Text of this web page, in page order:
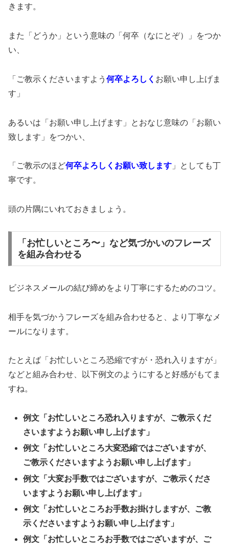
きます。
また「どうか」という意味の「何卒（なにとぞ）」をつか
い、
「ご教示くださいますよう 何卒よろしく お願い申し上げま
す」
あるいは「お願い申し上げます」とおなじ意味の「お願い
致します」をつかい、
「ご教示のほど何卒よろしく お願い致します 」としても丁
寧です。
頭の片隅にいれておきましょう。
「お忙しいところ〜」など気づかいのフレーズ
を組み合わせる
ビジネスメールの結び締めをより丁寧にするためのコツ。
相手を気づかうフレーズを組み合わせると、より丁寧なメ
ールになります。
たとえば「お忙しいところ恐縮ですが・恐れ入りますが」
などと組み合わせ、以下例文のようにすると好感がもてま
すね。
例文「お忙しいところ恐れ入りますが、ご教示くだ
さいますようお願い申し上げます」
例文「お忙しいところ大変恐縮ではございますが、
ご教示くださいますようお願い申し上げます」
例文「大変お手数ではございますが、ご教示くださ
いますようお願い申し上げます」
例文「お忙しいところお手数お掛けしますが、ご教
示くださいますようお願い申し上げます」
例文「お忙しいところお手数ではございますが、ご